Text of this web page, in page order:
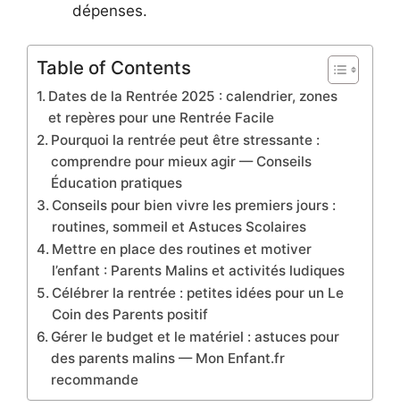
dépenses.
Table of Contents
Dates de la Rentrée 2025 : calendrier, zones
et repères pour une Rentrée Facile
Pourquoi la rentrée peut être stressante :
comprendre pour mieux agir — Conseils
Éducation pratiques
Conseils pour bien vivre les premiers jours :
routines, sommeil et Astuces Scolaires
Mettre en place des routines et motiver
l’enfant : Parents Malins et activités ludiques
Célébrer la rentrée : petites idées pour un Le
Coin des Parents positif
Gérer le budget et le matériel : astuces pour
des parents malins — Mon Enfant.fr
recommande